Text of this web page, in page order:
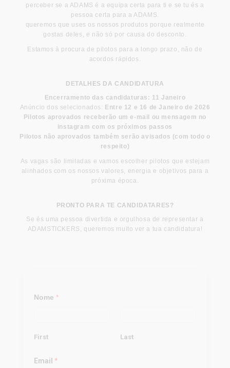
perceber se a ADAMS é a equipa certa para ti e se tu és a
pessoa certa para a ADAMS.
queremos que uses os nossos produtos porque realmente
gostas deles, e não só por causa do desconto.
Estamos à procura de pilotos para a longo prazo, não de
acordos rápidos.
DETALHES DA CANDIDATURA
Encerramento das candidaturas: 11 Janeiro
Anúncio dos selecionados: Entre 12 e 16 de Janeiro de 2026
Pilotos aprovados receberão um e-mail ou mensagem no
instagram com os próximos passos
Pilotos não aprovados também serão avisados (com todo o
respeito)
As vagas são limitadas e vamos escolher pilotos que estejam
alinhados com os nossos valores, energia e objetivos para a
próxima época.
PRONTO PARA TE CANDIDATARES?
Se és uma pessoa divertida e orgulhosa de representar a
ADAMSTICKERS, queremos muito ver a tua candidatura!
Nome *
First Last
oEmail *